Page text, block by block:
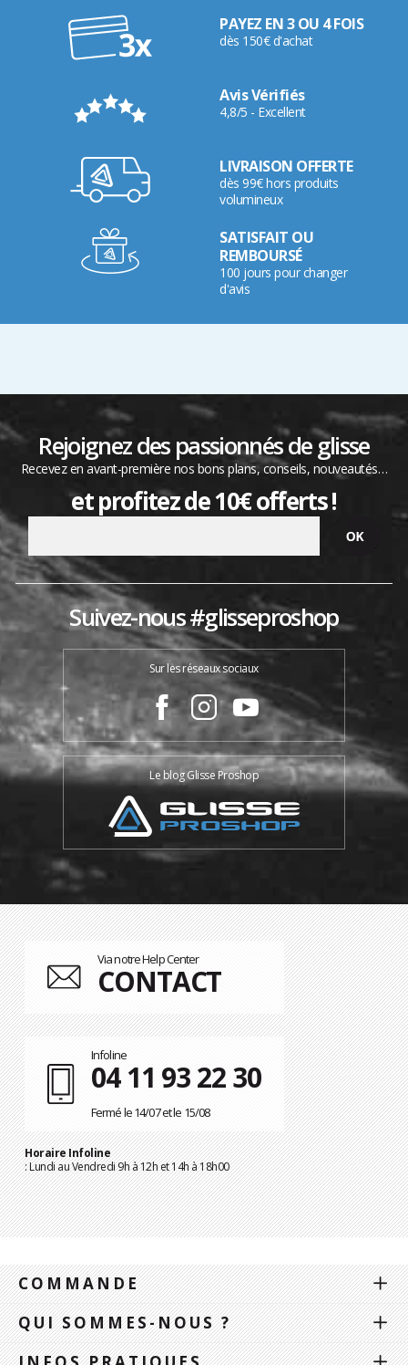
PAYEZ EN 3 OU 4 FOIS
dès 150€ d'achat
Avis Vérifiés
4,8/5 - Excellent
LIVRAISON OFFERTE
dès 99€ hors produits
volumineux
SATISFAIT OU
REMBOURSÉ
100 jours pour changer
d'avis
Rejoignez des passionnés de glisse
Recevez en avant-première nos bons plans, conseils, nouveautés…
et profitez de 10€ offerts !
Suivez-nous #glisseproshop
Sur les réseaux sociaux
Le blog Glisse Proshop
Via notre Help Center
CONTACT
Infoline
04 11 93 22 30
Fermé le 14/07 et le 15/08
Horaire Infoline
: Lundi au Vendredi 9h à 12h et 14h à 18h00
COMMANDE
QUI SOMMES-NOUS ?